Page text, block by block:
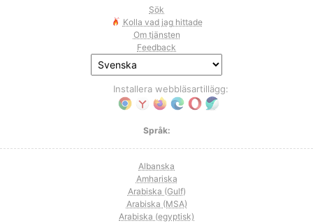
Sök
Kolla vad jag hittade
Om tjänsten
Feedback
Installera webbläsartillägg:
Språk:
Albanska
Amhariska
Arabiska (Gulf)
Arabiska (MSA)
Arabiska (egyptisk)